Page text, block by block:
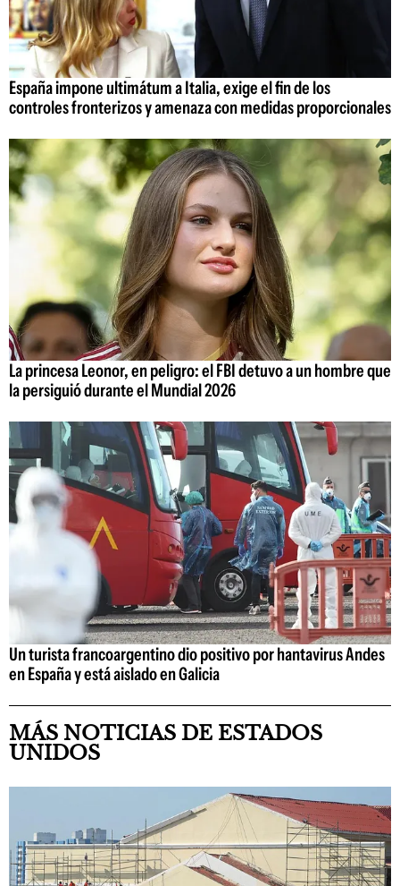
España impone ultimátum a Italia, exige el fin de los
controles fronterizos y amenaza con medidas proporcionales
La princesa Leonor, en peligro: el FBI detuvo a un hombre que
la persiguió durante el Mundial 2026
Un turista francoargentino dio positivo por hantavirus Andes
en España y está aislado en Galicia
MÁS NOTICIAS DE ESTADOS
UNIDOS